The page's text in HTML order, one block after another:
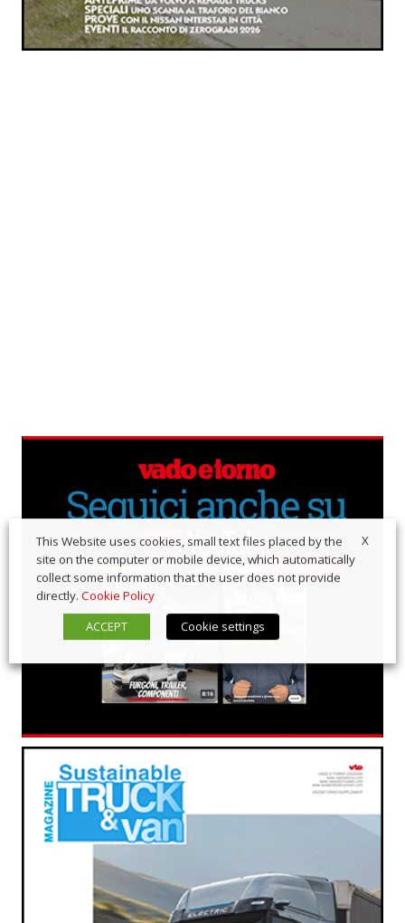
X
This Website uses cookies, small text files placed by the
site on the computer or mobile device, which automatically
collect some information that the user does not provide
directly. Cookie Policy
ACCEPT
Cookie settings